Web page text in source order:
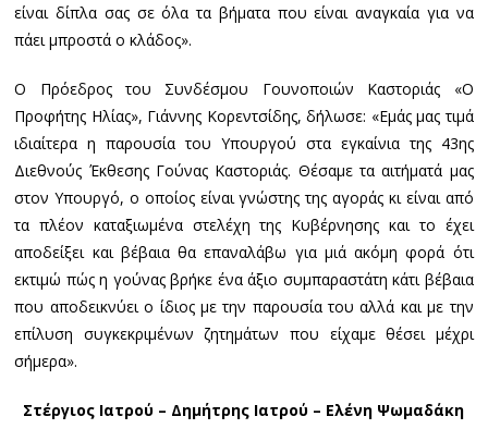
είναι δίπλα σας σε όλα τα βήματα που είναι αναγκαία για να
πάει μπροστά ο κλάδος».
Ο Πρόεδρος του Συνδέσμου Γουνοποιών Καστοριάς «Ο
Προφήτης Ηλίας», Γιάννης Κορεντσίδης, δήλωσε: «Εμάς μας τιμά
ιδιαίτερα η παρουσία του Υπουργού στα εγκαίνια της 43ης
Διεθνούς Έκθεσης Γούνας Καστοριάς. Θέσαμε τα αιτήματά μας
στον Υπουργό, ο οποίος είναι γνώστης της αγοράς κι είναι από
τα πλέον καταξιωμένα στελέχη της Κυβέρνησης και το έχει
αποδείξει και βέβαια θα επαναλάβω για μιά ακόμη φορά ότι
εκτιμώ πώς η γούνας βρήκε ένα άξιο συμπαραστάτη κάτι βέβαια
που αποδεικνύει ο ίδιος με την παρουσία του αλλά και με την
επίλυση συγκεκριμένων ζητημάτων που είχαμε θέσει μέχρι
σήμερα».
Στέργιος Ιατρού – Δημήτρης Ιατρού – Ελένη Ψωμαδάκη